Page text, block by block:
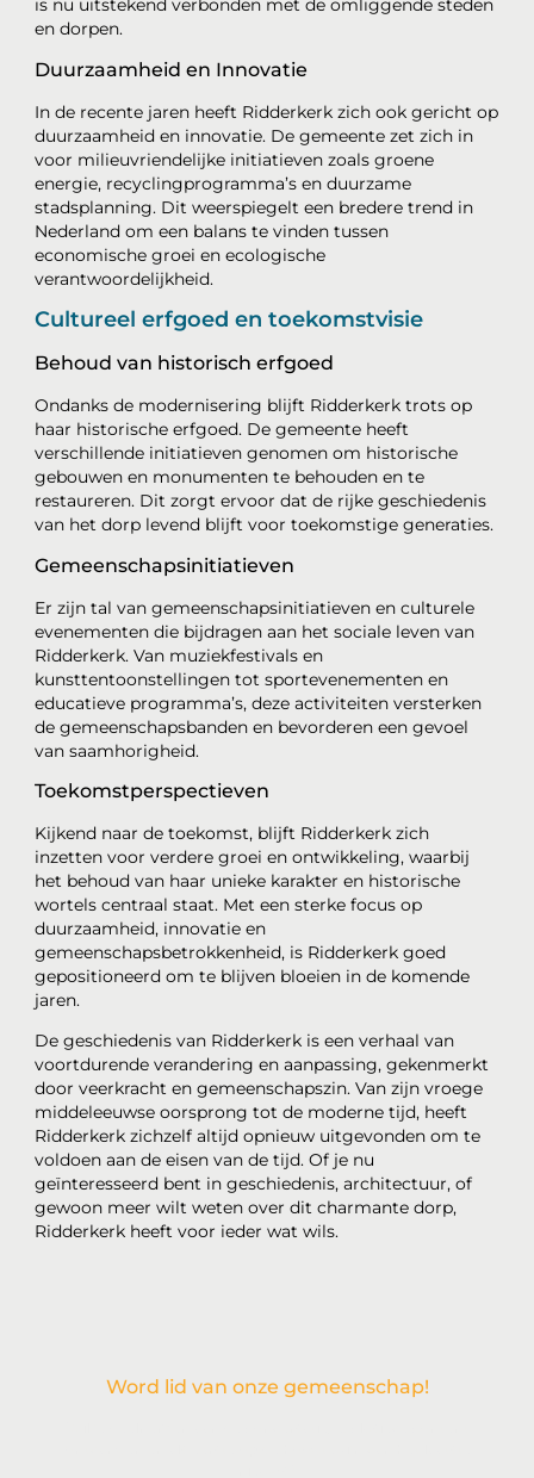
is nu uitstekend verbonden met de omliggende steden
en dorpen.
Duurzaamheid en Innovatie
In de recente jaren heeft Ridderkerk zich ook gericht op
duurzaamheid en innovatie. De gemeente zet zich in
voor milieuvriendelijke initiatieven zoals groene
energie, recyclingprogramma’s en duurzame
stadsplanning. Dit weerspiegelt een bredere trend in
Nederland om een balans te vinden tussen
economische groei en ecologische
verantwoordelijkheid.
Cultureel erfgoed en toekomstvisie
Behoud van historisch erfgoed
Ondanks de modernisering blijft Ridderkerk trots op
haar historische erfgoed. De gemeente heeft
verschillende initiatieven genomen om historische
gebouwen en monumenten te behouden en te
restaureren. Dit zorgt ervoor dat de rijke geschiedenis
van het dorp levend blijft voor toekomstige generaties.
Gemeenschapsinitiatieven
Er zijn tal van gemeenschapsinitiatieven en culturele
evenementen die bijdragen aan het sociale leven van
Ridderkerk. Van muziekfestivals en
kunsttentoonstellingen tot sportevenementen en
educatieve programma’s, deze activiteiten versterken
de gemeenschapsbanden en bevorderen een gevoel
van saamhorigheid.
Toekomstperspectieven
Kijkend naar de toekomst, blijft Ridderkerk zich
inzetten voor verdere groei en ontwikkeling, waarbij
het behoud van haar unieke karakter en historische
wortels centraal staat. Met een sterke focus op
duurzaamheid, innovatie en
gemeenschapsbetrokkenheid, is Ridderkerk goed
gepositioneerd om te blijven bloeien in de komende
jaren.
De geschiedenis van Ridderkerk is een verhaal van
voortdurende verandering en aanpassing, gekenmerkt
door veerkracht en gemeenschapszin. Van zijn vroege
middeleeuwse oorsprong tot de moderne tijd, heeft
Ridderkerk zichzelf altijd opnieuw uitgevonden om te
voldoen aan de eisen van de tijd. Of je nu
geïnteresseerd bent in geschiedenis, architectuur, of
gewoon meer wilt weten over dit charmante dorp,
Ridderkerk heeft voor ieder wat wils.
Word lid van onze gemeenschap!